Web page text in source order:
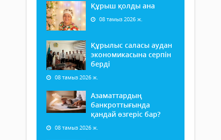
Құрыш қолды ана
08 тамыз 2026 ж.
Құрылыс саласы аудан
экономикасына серпін
берді
08 тамыз 2026 ж.
Азаматтардың
банкроттығында
қандай өзгеріс бар?
08 тамыз 2026 ж.